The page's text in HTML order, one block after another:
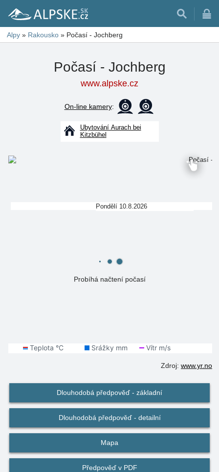
Alpy » Rakousko » Počasí - Jochberg
Počasí - Jochberg
www.alpske.cz
On-line kamery:
Ubytování Aurach bei
Kitzbühel
Probíhá načtení počasí
Pondělí 10.8.2026
Zdroj: www.yr.no
Dlouhodobá předpověď - základní
Dlouhodobá předpověď - detailní
Mapa
Předpověď v PDF